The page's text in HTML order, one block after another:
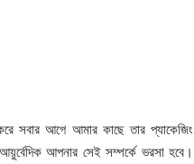
সবার আগে আমার কাছে তার প্যাকেজিং
আপনার সেই সম্পর্কে ভরসা হবে।